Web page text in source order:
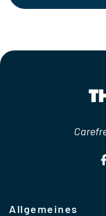
€56,85
Allgemeines